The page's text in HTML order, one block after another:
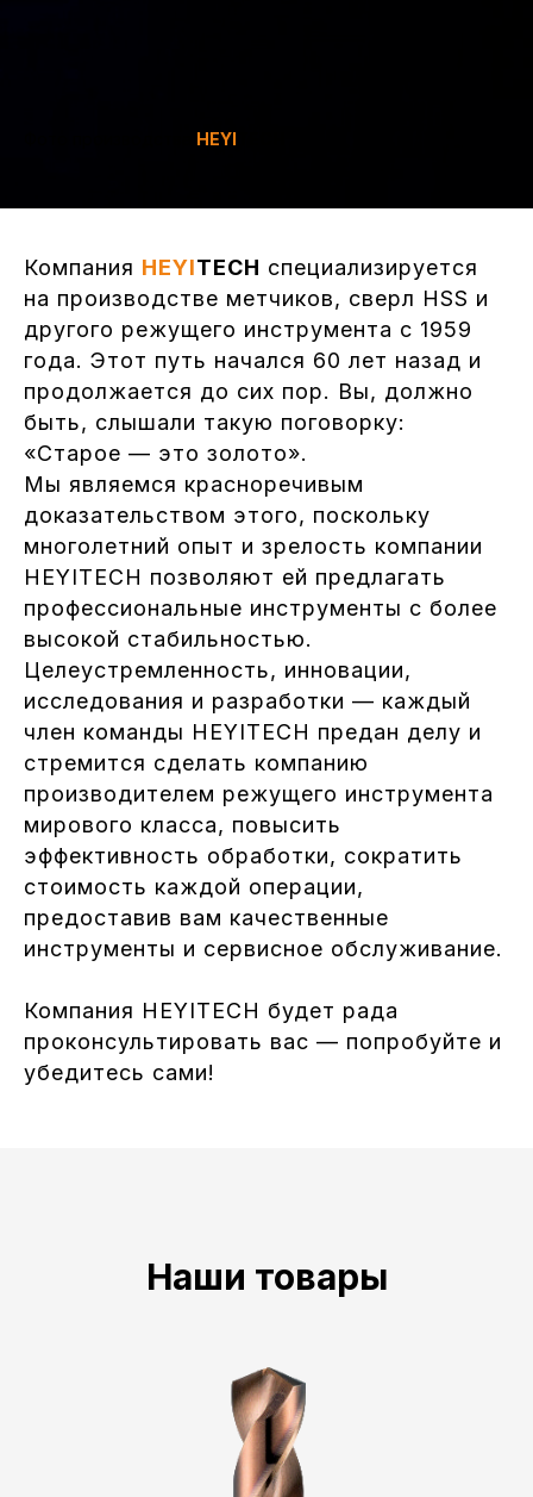
HEYI
Компания HEYITECH специализируется
на производстве метчиков, сверл HSS и
другого режущего инструмента с 1959
года. Этот путь начался 60 лет назад и
продолжается до сих пор. Вы, должно
быть, слышали такую поговорку:
«Старое — это золото».
Мы являемся красноречивым
доказательством этого, поскольку
многолетний опыт и зрелость компании
HEYITECH позволяют ей предлагать
профессиональные инструменты с более
высокой стабильностью.
Целеустремленность, инновации,
исследования и разработки — каждый
член команды HEYITECH предан делу и
стремится сделать компанию
производителем режущего инструмента
мирового класса, повысить
эффективность обработки, сократить
стоимость каждой операции,
предоставив вам качественные
инструменты и сервисное обслуживание.
Компания HEYITECH будет рада
проконсультировать вас — попробуйте и
убедитесь сами!
Наши товары